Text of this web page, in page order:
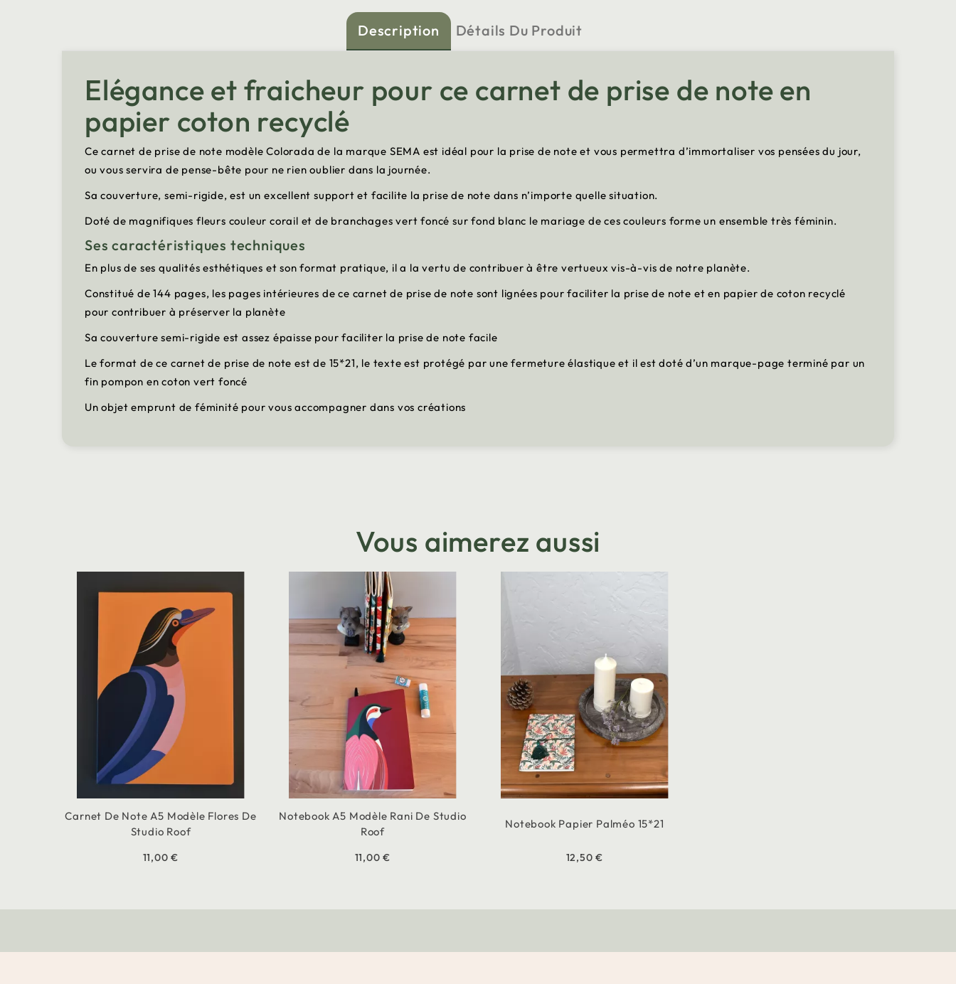
Description Détails Du Produit
Elégance et fraicheur pour ce carnet de prise de note en
papier coton recyclé
Ce carnet de prise de note modèle Colorada de la marque SEMA est idéal pour la prise de note et vous permettra d’immortaliser vos pensées du jour,
ou vous servira de pense-bête pour ne rien oublier dans la journée.
Sa couverture, semi-rigide, est un excellent support et facilite la prise de note dans n’importe quelle situation.
Doté de magnifiques fleurs couleur corail et de branchages vert foncé sur fond blanc le mariage de ces couleurs forme un ensemble très féminin.
Ses caractéristiques techniques
En plus de ses qualités esthétiques et son format pratique, il a la vertu de contribuer à être vertueux vis-à-vis de notre planète.
Constitué de 144 pages, les pages intérieures de ce carnet de prise de note sont lignées pour faciliter la prise de note et en papier de coton recyclé
pour contribuer à préserver la planète
Sa couverture semi-rigide est assez épaisse pour faciliter la prise de note facile
Le format de ce carnet de prise de note est de 15*21, le texte est protégé par une fermeture élastique et il est doté d’un marque-page terminé par un
fin pompon en coton vert foncé
Un objet emprunt de féminité pour vous accompagner dans vos créations
Vous aimerez aussi
Carnet De Note A5 Modèle Flores De
Studio Roof
11,00 €
Notebook A5 Modèle Rani De Studio
Roof
11,00 €
Notebook Papier Palméo 15*21
12,50 €